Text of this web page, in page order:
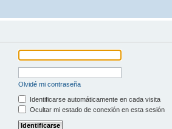
Olvidé mi contraseña
Identificarse automáticamente en cada visita
Ocultar mi estado de conexión en esta sesión